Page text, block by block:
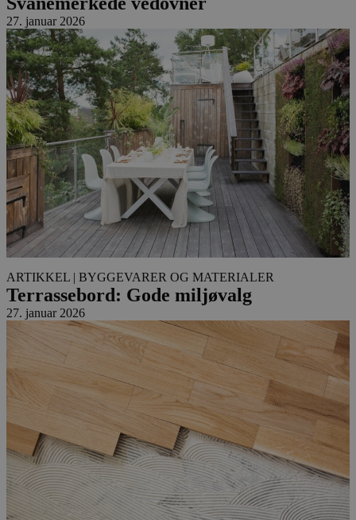
27. januar 2026
ARTIKKEL | BYGGEVARER OG MATERIALER
Terrassebord: Gode miljøvalg
27. januar 2026